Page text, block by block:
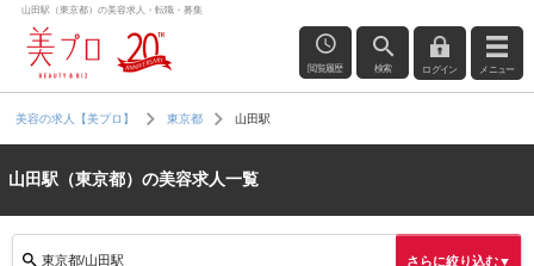
山田駅（東京都）の美容求人・転職・募集
閲覧履歴 検索 ログイン メニュー
美容の求人【美プロ】 東京都 山田駅
山田駅（東京都）の美容求人一覧
東京都/山田駅 さらに絞り込む▼